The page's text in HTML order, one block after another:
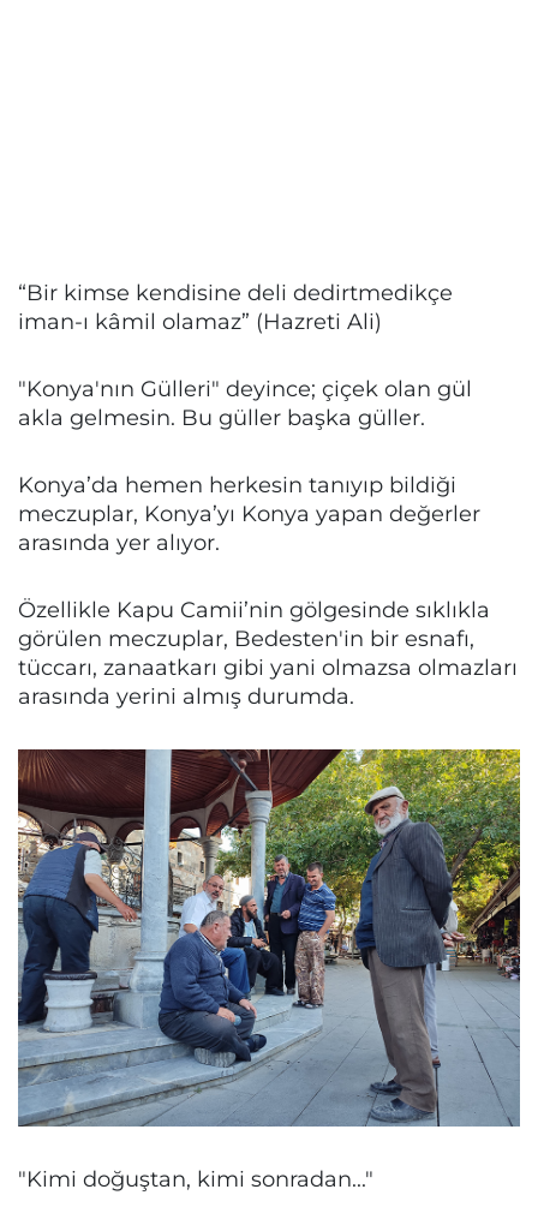
“Bir kimse kendisine deli dedirtmedikçe
iman-ı kâmil olamaz” (Hazreti Ali)
"Konya'nın Gülleri" deyince; çiçek olan gül
akla gelmesin. Bu güller başka güller.
Konya’da hemen herkesin tanıyıp bildiği
meczuplar, Konya’yı Konya yapan değerler
arasında yer alıyor.
Özellikle Kapu Camii’nin gölgesinde sıklıkla
görülen meczuplar, Bedesten'in bir esnafı,
tüccarı, zanaatkarı gibi yani olmazsa olmazları
arasında yerini almış durumda.
"Kimi doğuştan, kimi sonradan..."